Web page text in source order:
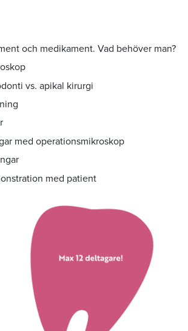
och medikament. Vad behöver man?
vs. apikal kirurgi
med operationsmikroskop
med patient